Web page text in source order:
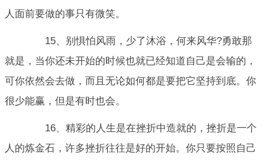
人面前要做的事只有微笑。
15、别惧怕风雨，少了沐浴，何来风华?勇敢那
就是，当你还未开始的时候也就已经知道自己是会输的，
可你依然会去做，而且无论如何都是要把它坚持到底。你
很少能赢，但是有时也会。
16、精彩的人生是在挫折中造就的，挫折是一个
人的炼金石，许多挫折往往是好的开始。你只要按照自己